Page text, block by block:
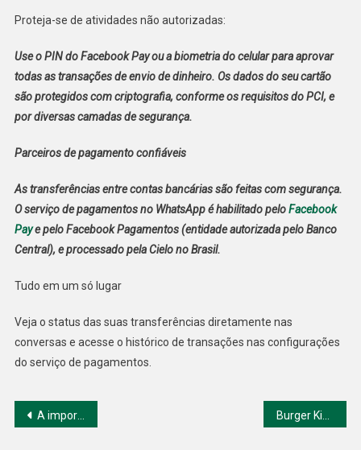
Proteja-se de atividades não autorizadas:
Use o PIN do Facebook Pay ou a biometria do celular para aprovar
todas as transações de envio de dinheiro. Os dados do seu cartão
são protegidos com criptografia, conforme os requisitos do PCI, e
por diversas camadas de segurança.
Parceiros de pagamento confiáveis
As transferências entre contas bancárias são feitas com segurança.
O serviço de pagamentos no WhatsApp é habilitado peloFacebook
Paye pelo Facebook Pagamentos (entidade autorizada pelo Banco
Central), e processado pela Cielo no Brasil.
Tudo em um só lugar
Veja o status das suas transferências diretamente nas
conversas e acesse o histórico de transações nas configurações
do serviço de pagamentos.
Navegação
A importância da análise financeira na gestão da empresa